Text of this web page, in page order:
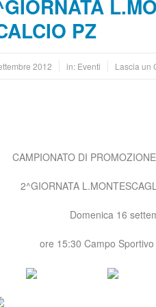
PZ
2012 in: Eventi Lascia un
settembre
Sportivo